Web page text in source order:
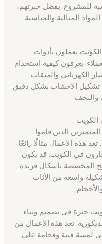
للمشروع. بفضل خبرتهم،
المثالية والمناسبة
يعملون بأدوات
يعرفون كيفية استخدام
الكهربائي والمثقاب
تشكيل الأخشاب بشكل دقيق
والتحف.
الكويت
الذين قاموا
هذه الأعمال مثالًا رائعًا
في الكويت. قد يكون
المخصصة بأشكال فريدة
واسعة من الأثاث
خبرة في تصميم وبناء
تعد هذه الأعمال من
لمسة فنية وفخامة على